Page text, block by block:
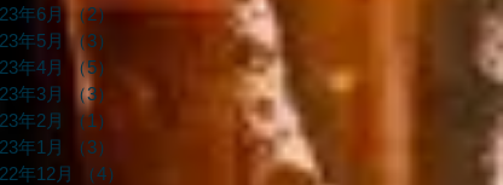
年6月
（2）2件の記事
年5月 （3）
年4月
（5）
年3月
（3）
年2月
（1）
年1月
（3）
年12月
（4）